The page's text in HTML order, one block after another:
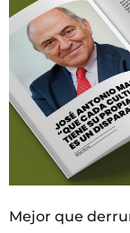
Mejor que